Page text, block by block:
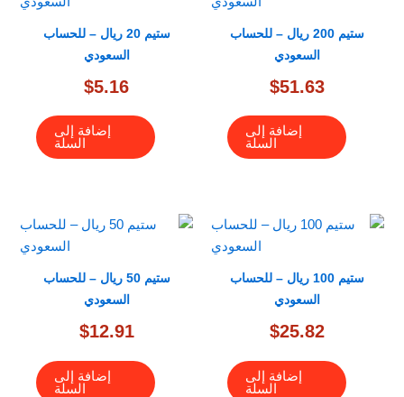
ستيم 200 ريال – للحساب
السعودي
$51.63
إضافة إلى
السلة
ستيم 20 ريال – للحساب
السعودي
$5.16
إضافة إلى
السلة
ستيم 100 ريال – للحساب
السعودي
$25.82
إضافة إلى
السلة
ستيم 50 ريال – للحساب
السعودي
$12.91
إضافة إلى
السلة